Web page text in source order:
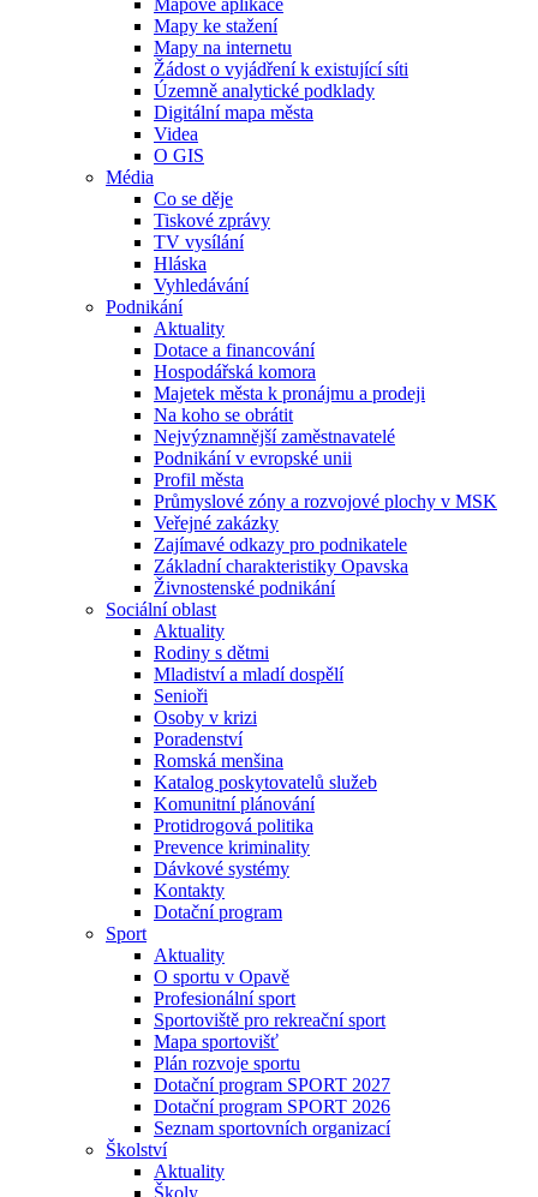
Mapové aplikace
Mapy ke stažení
Mapy na internetu
Žádost o vyjádření k existující síti
Územně analytické podklady
Digitální mapa města
Videa
O GIS
Média
Co se děje
Tiskové zprávy
TV vysílání
Hláska
Vyhledávání
Podnikání
Aktuality
Dotace a financování
Hospodářská komora
Majetek města k pronájmu a prodeji
Na koho se obrátit
Nejvýznamnější zaměstnavatelé
Podnikání v evropské unii
Profil města
Průmyslové zóny a rozvojové plochy v MSK
Veřejné zakázky
Zajímavé odkazy pro podnikatele
Základní charakteristiky Opavska
Živnostenské podnikání
Sociální oblast
Aktuality
Rodiny s dětmi
Mladiství a mladí dospělí
Senioři
Osoby v krizi
Poradenství
Romská menšina
Katalog poskytovatelů služeb
Komunitní plánování
Protidrogová politika
Prevence kriminality
Dávkové systémy
Kontakty
Dotační program
Sport
Aktuality
O sportu v Opavě
Profesionální sport
Sportoviště pro rekreační sport
Mapa sportovišť
Plán rozvoje sportu
Dotační program SPORT 2027
Dotační program SPORT 2026
Seznam sportovních organizací
Školství
Aktuality